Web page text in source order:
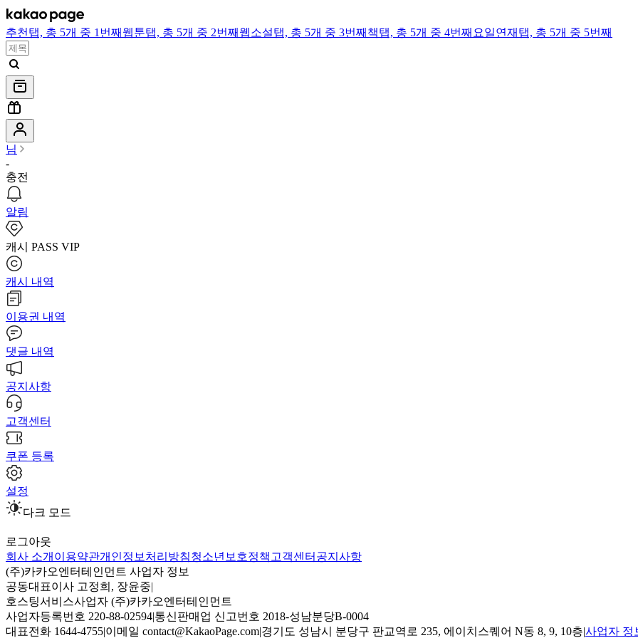
추천 탭, 총 5개 중 1번째 웹툰탭, 총 5개 중 2번째 웹소설탭, 총 5개 중 3번째 책탭, 총 5개 중 4번째 요일연재 탭, 총 5개 중 5번째
님
-
충전
알림
캐시 PASS VIP
캐시 내역
이용권 내역
댓글 내역
공지사항
고객센터
쿠폰 등록
설정
다크 모드
로그아웃
회사 소개 이용약관개인정보처리방침청소년보호정책 고객센터 공지사항
(주)카카오엔터테인먼트 사업자 정보
공동대표이사 고정희, 장윤중|
호스팅서비스사업자 (주)카카오엔터테인먼트
사업자등록번호 220-88-02594|통신판매업 신고번호 2018-성남분당B-0004
대표전화 1644-4755|이메일 contact@KakaoPage.com|경기도 성남시 분당구 판교역로 235, 에이치스퀘어 N동 8, 9, 10층|사업자 정